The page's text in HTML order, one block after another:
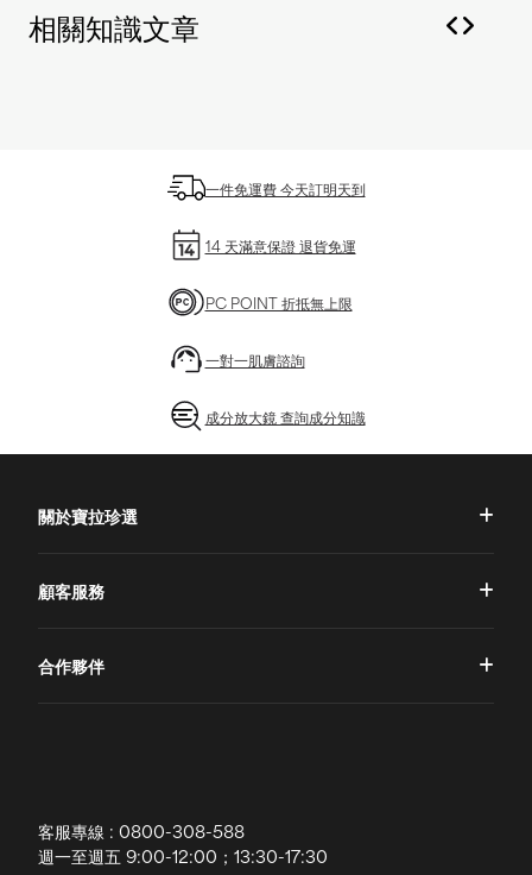
相關知識文章
一件免運費 今天訂明天到
14 天滿意保證 退貨免運
PC POINT 折抵無上限
一對一肌膚諮詢
成分放大鏡 查詢成分知識
關於寶拉珍選
專業國際團隊
顧客服務
退換貨政策
合作夥伴
客服專線 : 0800-308-588
週一至週五 9:00-12:00；13:30-17:30